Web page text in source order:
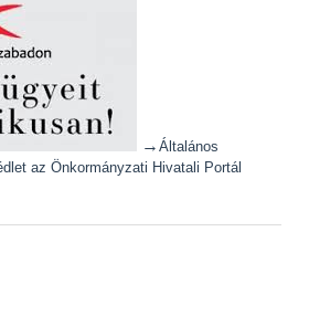
→ Általános
az Önkormányzati Hivatali Portál